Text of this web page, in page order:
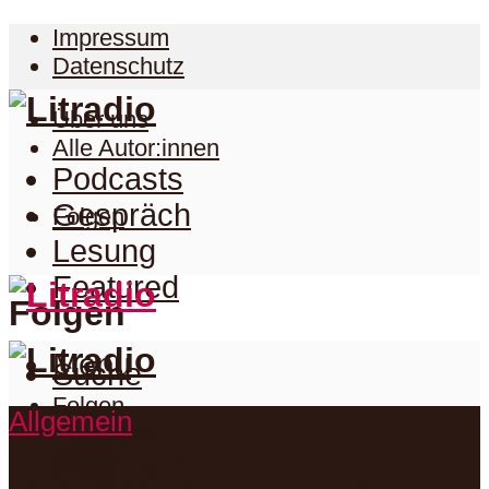
Impressum
Datenschutz
Über uns
Alle Autor:innen
Folgen
Folgen
Folgen
Facebook
Podcasts
Gespräch
Lesung
Featured
Menu
Suche
Podcasts
Allgemein